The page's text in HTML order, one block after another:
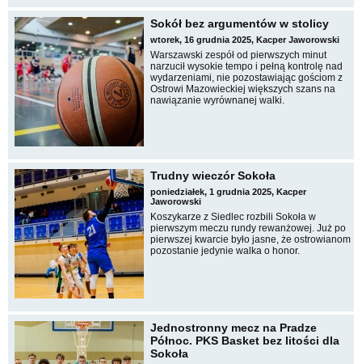
Sokół bez argumentów w stolicy
wtorek, 16 grudnia 2025, Kacper Jaworowski
Warszawski zespół od pierwszych minut
narzucił wysokie tempo i pełną kontrolę nad
wydarzeniami, nie pozostawiając gościom z
Ostrowi Mazowieckiej większych szans na
nawiązanie wyrównanej walki.
Trudny wieczór Sokoła
poniedziałek, 1 grudnia 2025, Kacper
Jaworowski
Koszykarze z Siedlec rozbili Sokoła w
pierwszym meczu rundy rewanżowej. Już po
pierwszej kwarcie było jasne, że ostrowianom
pozostanie jedynie walka o honor.
Jednostronny mecz na Pradze
Północ. PKS Basket bez litości dla
Sokoła